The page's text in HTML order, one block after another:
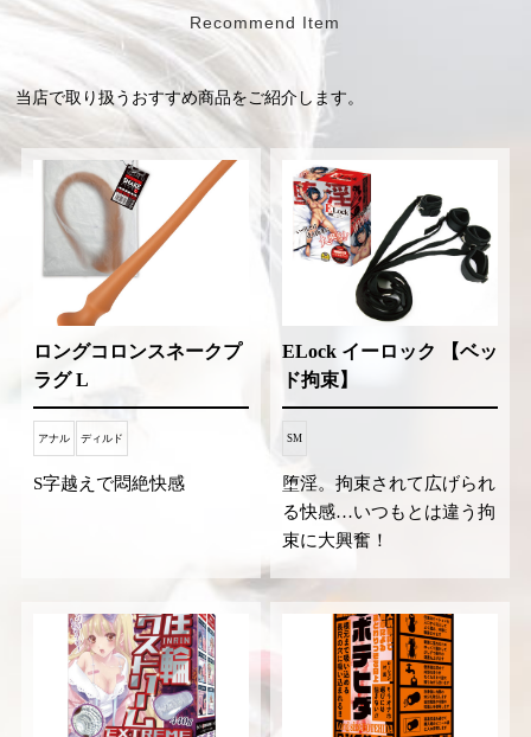
Recommend Item
当店で取り扱うおすすめ商品をご紹介します。
ロングコロンスネークプ
ラグ L
アナル ディルド
S字越えで悶絶快感
ELock イーロック 【ベッ
ド拘束】
SM
堕淫。拘束されて広げられ
る快感…いつもとは違う拘
束に大興奮！